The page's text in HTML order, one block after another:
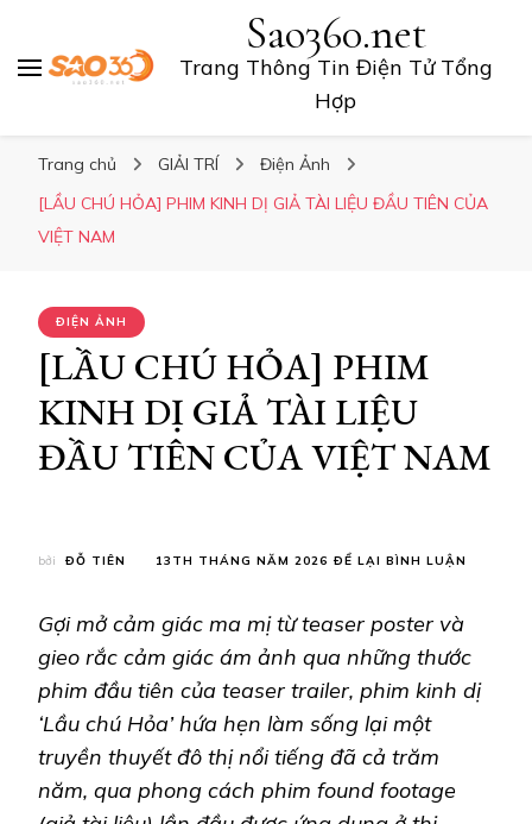
Sao360.net
Trang Thông Tin Điện Tử Tổng
Hợp
Trang chủ GIẢI TRÍ
Điện Ảnh
[LẦU CHÚ HỎA] PHIM KINH DỊ GIẢ TÀI LIỆU ĐẦU TIÊN CỦA
VIỆT NAM
ĐIỆN ẢNH
[LẦU CHÚ HỎA] PHIM
KINH DỊ GIẢ TÀI LIỆU
ĐẦU TIÊN CỦA VIỆT NAM
bởi ĐỖ TIÊN 13TH THÁNG NĂM 2026 ĐỂ LẠI BÌNH LUẬN
KINH
DỊ
Gợi mở cảm giác ma mị từ teaser poster và
gieo rắc cảm giác ám ảnh qua những thước
phim đầu tiên của teaser trailer, phim kinh dị
‘Lầu chú Hỏa’ hứa hẹn làm sống lại một
truyền thuyết đô thị nổi tiếng đã cả trăm
năm, qua phong cách phim found footage